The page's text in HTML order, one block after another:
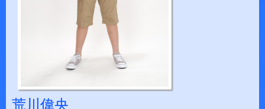
荒川偉央